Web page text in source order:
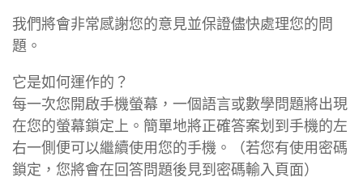
我們將會非常感謝您的意見並保證儘快處理您的問
題。
它是如何運作的？
每一次您開啟手機螢幕，一個語言或數學問題將出現
在您的螢幕鎖定上。簡單地將正確答案划到手機的左
右一側便可以繼續使用您的手機。（若您有使用密碼
鎖定，您將會在回答問題後見到密碼輸入頁面）